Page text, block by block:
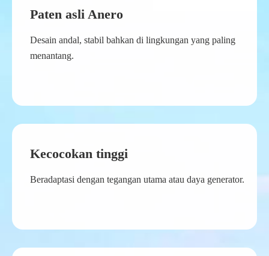
Paten asli Anero
Desain andal, stabil bahkan di lingkungan yang paling
menantang.
Kecocokan tinggi
Beradaptasi dengan tegangan utama atau daya generator.